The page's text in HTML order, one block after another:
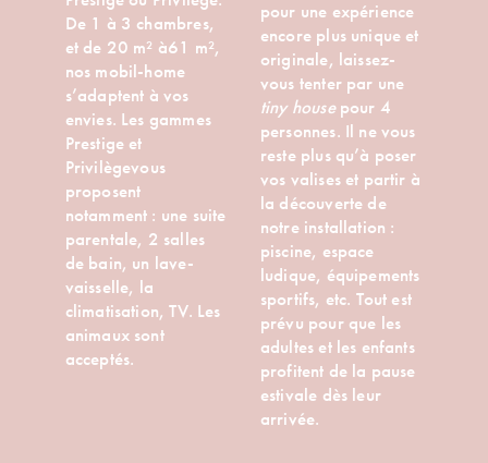
De 1 à 3 chambres,
et de 20 m² à61 m²,
nos mobil-home
s’adaptent à vos
envies. Les gammes
Prestige et
Privilègevous
proposent
notamment : une suite
parentale, 2 salles
de bain, un lave-
vaisselle, la
climatisation, TV. Les
animaux sont
acceptés.
pour une expérience
encore plus unique et
originale, laissez-
vous tenter par une
tiny housepour 4
personnes. Il ne vous
reste plus qu’à poser
vos valises et partir à
la découverte de
notre installation :
piscine, espace
ludique, équipements
sportifs, etc. Tout est
prévu pour que les
adultes et les enfants
profitent de la pause
estivale dès leur
arrivée.